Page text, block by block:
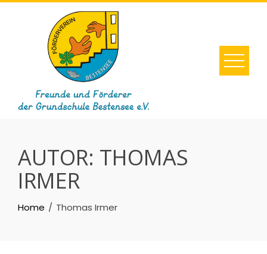
Skip
AUTOR: THOMAS
IRMER
Home Thomas Irmer